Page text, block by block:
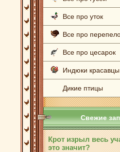
Все про уток
Все про
Все про цесарок
Индюки красавцы
Дикие птицы
Свежие
Крот изрыл весь
это значит?